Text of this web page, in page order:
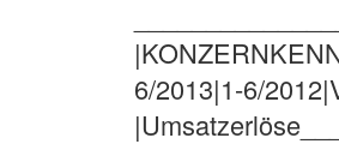
6/2013|1-6/